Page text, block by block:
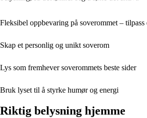
Fleksibel oppbevaring på soverommet – tilpass
Skap et personlig og unikt soverom
Lys som fremhever soverommets beste sider
Bruk lyset til å styrke humør og energi
Riktig belysning hjemme